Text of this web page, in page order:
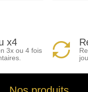
x4
3x ou 4 fois